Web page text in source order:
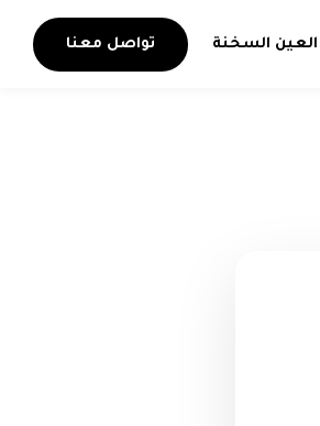
العين السخنة تواصل معنا